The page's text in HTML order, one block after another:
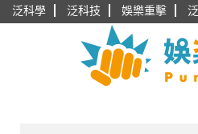
泛科學 泛科技 娛樂重擊